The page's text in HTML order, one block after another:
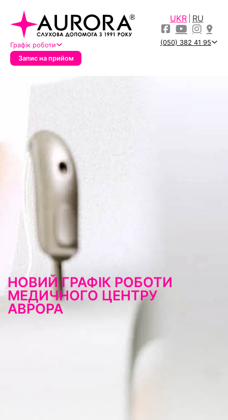
UKR RU
Графік роботи
(050) 382 41 95
Запис на прийом
НОВИЙ ГРАФІК РОБОТИ
МЕДИЧНОГО ЦЕНТРУ
АВРОРА